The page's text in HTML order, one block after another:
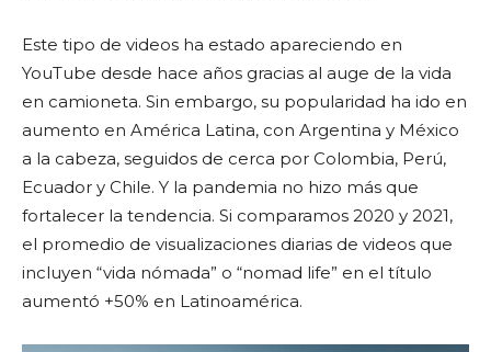
Este tipo de videos ha estado apareciendo en
YouTube desde hace años gracias al auge de la vida
en camioneta. Sin embargo, su popularidad ha ido en
aumento en América Latina, con Argentina y México
a la cabeza, seguidos de cerca por Colombia, Perú,
Ecuador y Chile. Y la pandemia no hizo más que
fortalecer la tendencia. Si comparamos 2020 y 2021,
el promedio de visualizaciones diarias de videos que
incluyen “vida nómada” o “nomad life” en el título
aumentó +50% en Latinoamérica.